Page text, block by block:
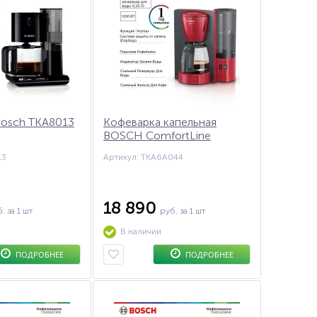
TKA8013
за 1 шт
ПОДРОБНЕЕ
Кофеварка капельная
BOSCH ComfortLine
Артикул: TKA6A044
18 890 руб. за 1 шт
В наличии
ПОДРОБНЕЕ